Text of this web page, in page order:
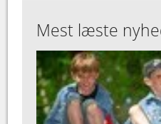
Mest læste